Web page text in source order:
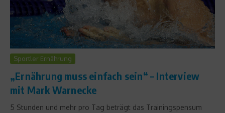
Sportler Ernährung
„Ernährung muss einfach sein“ – Interview
mit Mark Warnecke
5 Stunden und mehr pro Tag beträgt das Trainingspensum